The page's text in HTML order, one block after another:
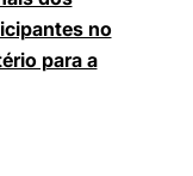
no
para a